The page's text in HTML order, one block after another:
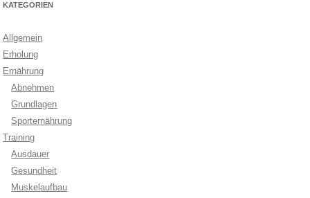
KATEGORIEN
Allgemein
Erholung
Ernährung
Abnehmen
Grundlagen
Sporternährung
Training
Ausdauer
Gesundheit
Muskelaufbau